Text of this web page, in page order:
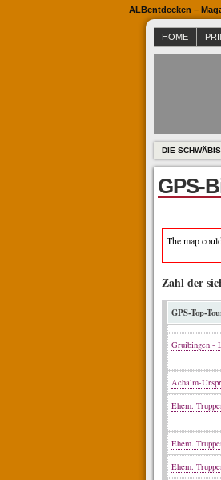
ALBentdecken –
HOME
DIE
GPS-
The map
Zahl der
GPS-Top-
Gruibingen -
Achalm-
Ehem.
Ehem.
Ehem.